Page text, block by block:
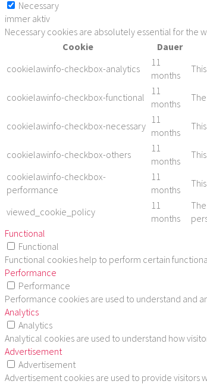
Necessary
immer aktiv
Necessary cookies are absolutely essential for the
Cookie
Dauer
cookielawinfo-checkbox-analytics
11
months
cookielawinfo-checkbox-functional
11
months
cookielawinfo-checkbox-necessary
11
months
cookielawinfo-checkbox-others
11
months
cookielawinfo-checkbox-
performance
11
months
viewed_cookie_policy
11
months
Functional
Functional
Functional cookies help to perform certain
Performance
Performance
Performance cookies are used to understand and
Analytics
Analytics
Analytical cookies are used to understand how
Advertisement
Advertisement
Advertisement cookies are used to provide visitors